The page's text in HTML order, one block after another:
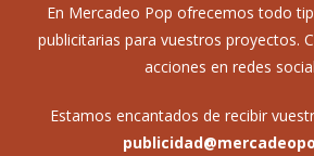
En Mercadeo Pop ofrecemos todo
publicitarias para vuestros proyectos.
acciones en redes
Estamos encantados de recibir